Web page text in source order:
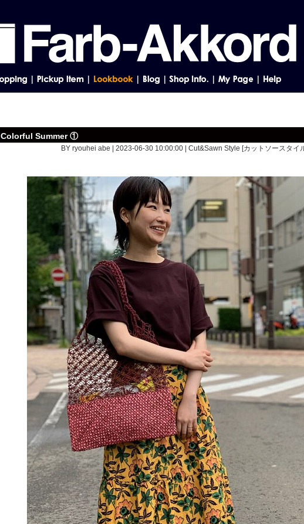
Colorful Summer ①
BY ryouhei abe | 2023-06-30 10:00:00 | Cut&Sawn Style [カットソースタイ